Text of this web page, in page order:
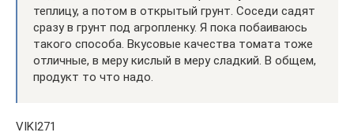
теплицу, а потом в открытый грунт. Соседи садят
сразу в грунт под агропленку. Я пока побаиваюсь
такого способа. Вкусовые качества томата тоже
отличные, в меру кислый в меру сладкий. В общем,
продукт то что надо.
VIKI271